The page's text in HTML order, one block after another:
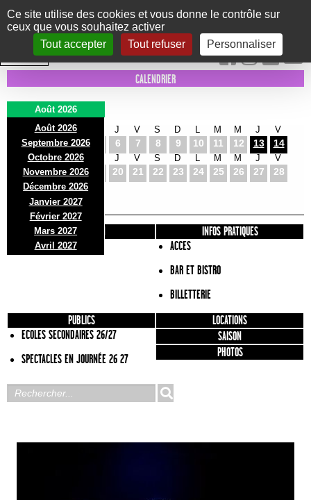
Panneau de gestion des cookies
Ce site utilise des cookies et vous donne le contrôle sur
ceux que vous souhaitez activer
Tout accepter
Tout refuser Personnaliser
Le Marni
CONCERTS DANSE/CIRQUE THÉÂTRE KIDS EXPOS EVENTS
INTRA MUROS
CALENDRIER
Août 2026
Août 2026
Septembre 2026
Octobre 2026
Novembre 2026
Décembre 2026
Janvier 2027
Février 2027
Mars 2027
Avril 2027
D
2
L
3
M
4
J
6
V
7
S
8
D
9 10
M
11
M
12
J
13
V
14
D
16
L
17
M
18
J
20
V
21
S
22
D
23 24
M
25
M
26
J
27
V
28
D
30
L
31
PRÉSENTATION
INFOS PRATIQUES
ACCES
BAR ET BISTRO
BILLETTERIE
PUBLICS
ECOLES SECONDAIRES 26/27
SPECTACLES EN JOURNÉE 26 27
LOCATIONS
SAISON
PHOTOS